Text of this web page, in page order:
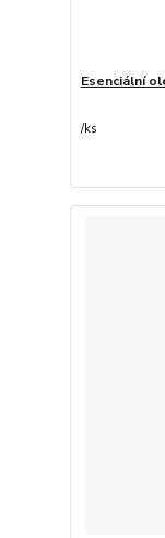
Esenciální
/ks